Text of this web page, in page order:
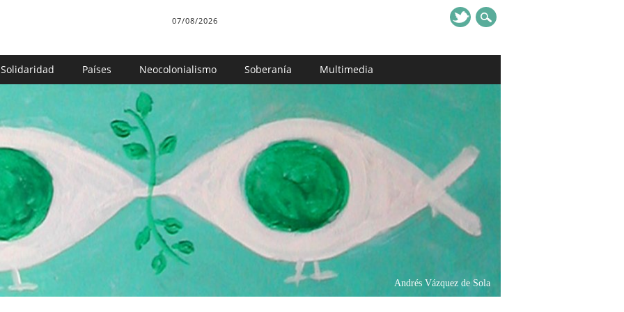
07/08/2026
Solidaridad Países Neocolonialismo Soberanía Multimedia
Andrés Vázquez de Sola